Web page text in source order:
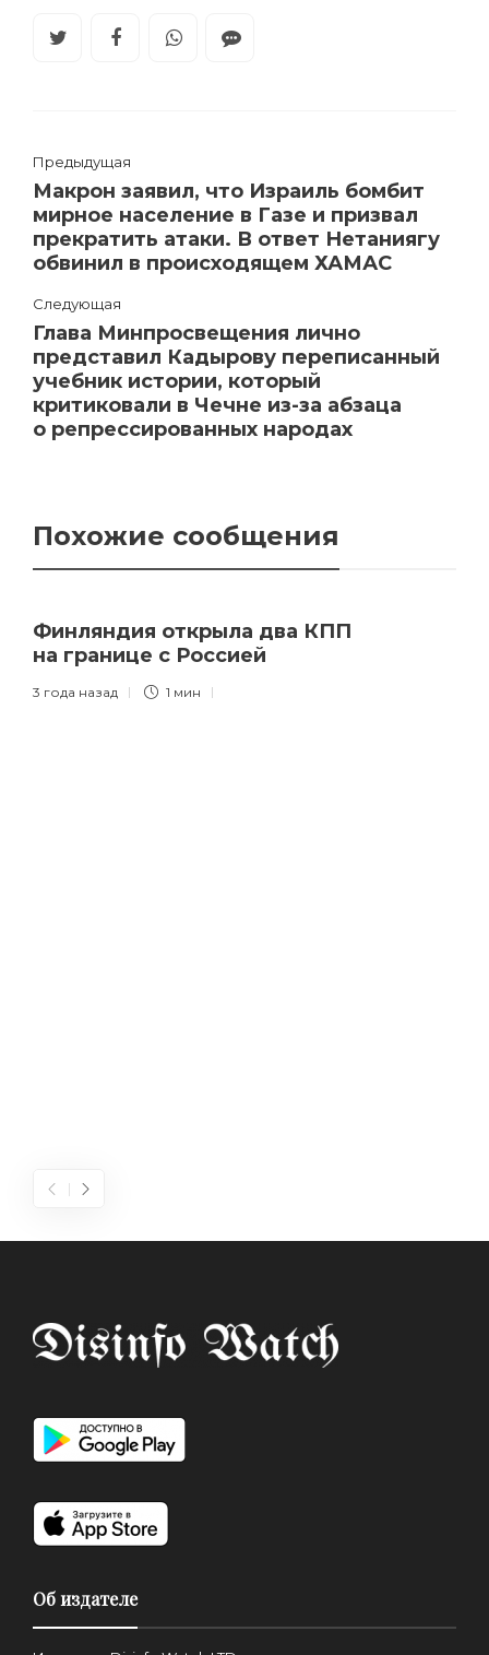
Предыдущая
Макрон заявил, что Израиль бомбит
мирное население в Газе и призвал
прекратить атаки. В ответ Нетаниягу
обвинил в происходящем ХАМАС
Следующая
Глава Минпросвещения лично
представил Кадырову переписанный
учебник истории, который
критиковали в Чечне из-за абзаца
о репрессированных народах
Похожие сообщения
Финляндия открыла два КПП
на границе с Россией
3 года назад 1 мин
Об издателе